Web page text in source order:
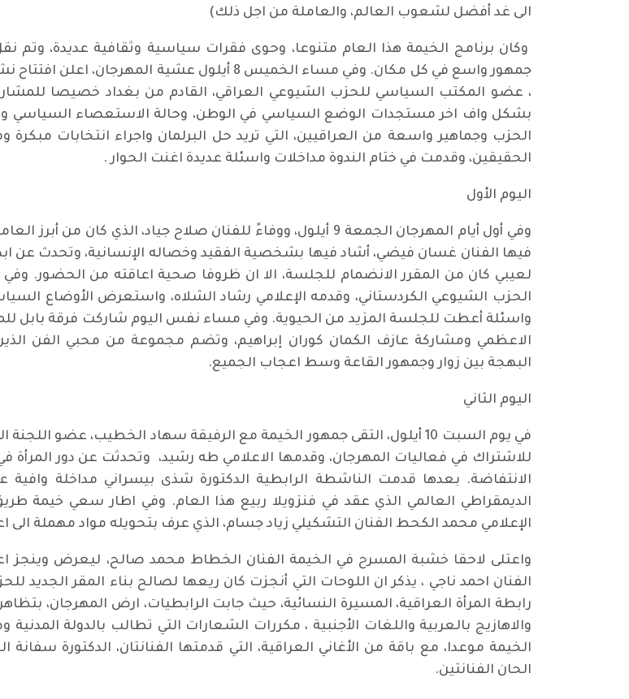
الى غد أفضل لشعوب العالم، والعاملة من اجل ذلك)
وكان برنامج الخيمة هذا العام متنوعا، وحوى فقرات سياسية وثقافية عديدة،
جمهور واسع في كل مكان. وفي مساء الخميس 8 أيلول
، عضو المكتب السياسي للحزب الشيوعي العراقي، القادم من بغداد خصيصا
بشكل واف اخر مستجدات الوضع السياسي في الوطن، وحالة الاستعصاء السياسي
الحزب وجماهير واسعة من العراقيين، التي تريد حل البرلمان واجراء انتخابات
الحقيقين، وقدمت في ختام الندوة مداخلات واسئلة عديدة اغنت الحوار .
اليوم الأول
وفي أول أيام المهرجان الجمعة 9 أيلول، ووفاءً للفنان صلاح جياد،
فيها الفنان غسان فيضي، أشاد فيها بشخصية الفقيد وخصاله الإنسانية، وتحدث عن
لعيبي كان من المقرر الانضمام للجلسة، الا ان ظروفا صحية اعاقته من الحضور.
الحزب الشيوعي الكردستاني، وقدمه الإعلامي رشاد الشلاه، واستعرض الأوضاع
واسئلة أعطت للجلسة المزيد من الحيوية. وفي مساء نفس اليوم شاركت فرقة بابل
الاعظمي ومشاركة عازف الكمان كوران إبراهيم، وتضم مجموعة من محبي الفن الذين
البهجة بين زوار وجمهور القاعة وسط اعجاب الجميع.
اليوم الثاني
في يوم السبت 10 أيلول، التقى جمهور الخيمة مع الرفيقة سهاد الخطيب، عضو
للاشتراك في فعاليات المهرجان، وقدمها الاعلامي طه رشيد، وتحدثت عن دور
الانتفاضة. بعدها قدمت الناشطة الرابطية الدكتورة شذى بيسراني مداخلة وافية
الديمقراطي العالمي الذي عقد في فنزويلا ربيع هذا العام. وفي اطار سعي خيمة
الإعلامي محمد الكحط الفنان التشكيلي زياد جسام، الذي عرف بتحويله مواد مهملة الى
واعتلى لاحقا خشبة المسرح في الخيمة الفنان الخطاط محمد صالح، ليعرض وينجز
الفنان احمد ناجي ، يذكر ان اللوحات التي أنجزت كان ريعها لصالح بناء المقر
رابطة المرأة العراقية، المسيرة النسائية، حيث جابت الرابطيات، ارض المهرجان،
والاهازيج بالعربية واللغات الأجنبية ، مكررات الشعارات التي تطالب بالدولة
الخيمة موعدا، مع باقة من الأغاني العراقية، التي قدمتها الفنانتان، الدكتورة
الحان الفنانتين.